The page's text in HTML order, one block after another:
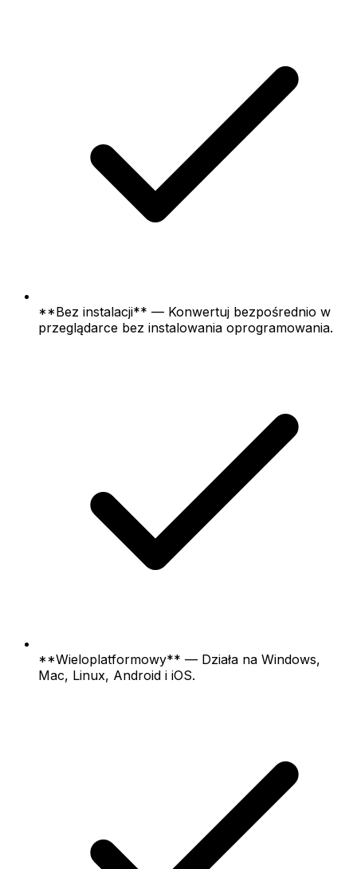
**Bez instalacji** — Konwertuj bezpośrednio w
przeglądarce bez instalowania oprogramowania.
**Wieloplatformowy** — Działa na Windows,
Mac, Linux, Android i iOS.